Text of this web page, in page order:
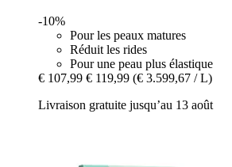
-10%
Pour les peaux matures
Réduit les rides
Pour une peau plus élastique
€ 107,99 € 119,99 (€ 3.599,67 / L)
Livraison gratuite jusqu’au 13 août